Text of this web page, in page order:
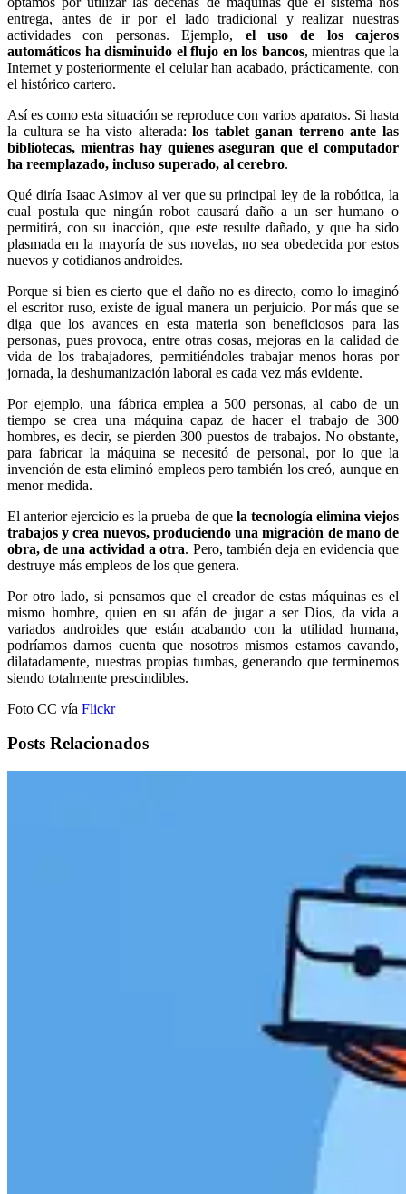
entrega, antes de ir por el lado tradicional y realizar nuestras
actividades con personas. Ejemplo, el uso de los cajeros
automáticos ha disminuido el flujo en los bancos, mientras que la
Internet y posteriormente el celular han acabado, prácticamente, con
el histórico cartero.
Así es como esta situación se reproduce con varios aparatos. Si hasta
la cultura se ha visto alterada:los tablet ganan terreno ante las
bibliotecas, mientras hay quienes aseguran que el computador
ha reemplazado, incluso superado, al cerebro.
Qué diría Isaac Asimov al ver que su principal ley de la robótica, la
cual postula que ningún robot causará daño a un ser humano o
permitirá, con su inacción, que este resulte dañado, y que ha sido
plasmada en la mayoría de sus novelas, no sea obedecida por estos
nuevos y cotidianos androides.
Porque si bien es cierto que el daño no es directo, como lo imaginó
el escritor ruso, existe de igual manera un perjuicio. Por más que se
diga que los avances en esta materia son beneficiosos para las
personas, pues provoca, entre otras cosas, mejoras en la calidad de
vida de los trabajadores, permitiéndoles trabajar menos horas por
jornada, la deshumanización laboral es cada vez más evidente.
Por ejemplo, una fábrica emplea a 500 personas, al cabo de un
tiempo se crea una máquina capaz de hacer el trabajo de 300
hombres, es decir, se pierden 300 puestos de trabajos. No obstante,
para fabricar la máquina se necesitó de personal, por lo que la
invención de esta eliminó empleos pero también los creó, aunque en
menor medida.
El anterior ejercicio es la prueba de quela tecnología elimina viejos
trabajos y crea nuevos, produciendo una migración de mano de
obra, de una actividad a otra. Pero, también deja en evidencia que
destruye más empleos de los que genera.
Por otro lado, si pensamos que el creador de estas máquinas es el
mismo hombre, quien en su afán de jugar a ser Dios, da vida a
variados androides que están acabando con la utilidad humana,
podríamos darnos cuenta que nosotros mismos estamos cavando,
dilatadamente, nuestras propias tumbas, generando que terminemos
siendo totalmente prescindibles.
Foto CC vía Flickr
Posts Relacionados